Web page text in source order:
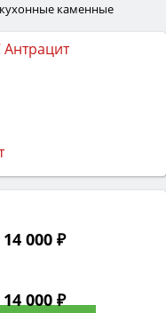
каменные
14 000 ₽
14 000 ₽